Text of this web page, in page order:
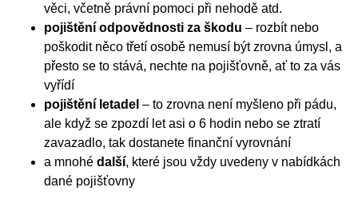
věci, včetně právní pomoci při nehodě atd.
pojištění odpovědnosti za škodu – rozbít nebo
poškodit něco třetí osobě nemusí být zrovna úmysl, a
přesto se to stává, nechte na pojišťovně, ať to za vás
vyřídí
pojištění letadel – to zrovna není myšleno při pádu,
ale když se zpozdí let asi o 6 hodin nebo se ztratí
zavazadlo, tak dostanete finanční vyrovnání
a mnohé další, které jsou vždy uvedeny v nabídkách
dané pojišťovny